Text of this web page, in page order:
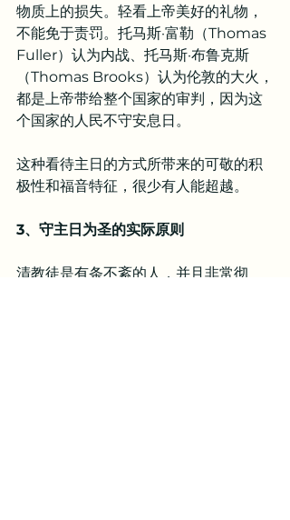
物质上的损失。轻看上帝美好的礼物，
不能免于责罚。托马斯·富勒（Thomas
Fuller）认为内战、托马斯·布鲁克斯
（Thomas Brooks）认为伦敦的大火，
都是上帝带给整个国家的审判，因为这
个国家的人民不守安息日。
这种看待主日的方式所带来的可敬的积
极性和福音特征，很少有人能超越。
3、守主日为圣的实际原则
清教徒是有条不紊的人，并且非常彻